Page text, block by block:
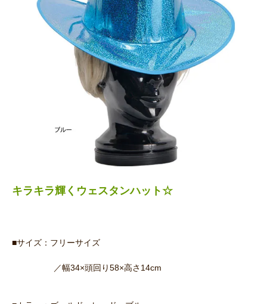
キラキラ輝くウェスタンハット☆
■サイズ：フリーサイズ
／幅34×頭回り58×高さ14cm